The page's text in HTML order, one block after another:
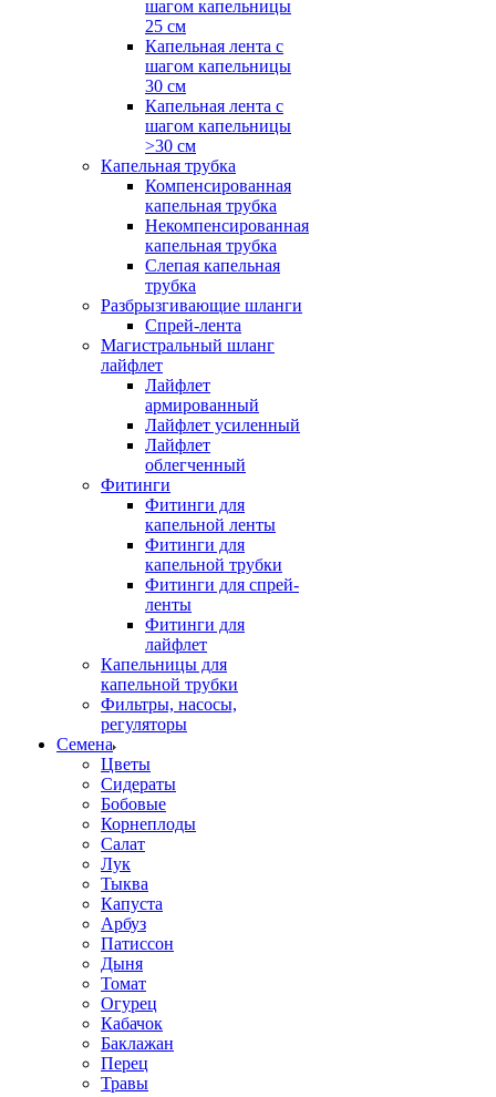
шагом капельницы
25 см
Капельная лента с
шагом капельницы
30 см
Капельная лента с
шагом капельницы
>30 см
Капельная трубка
Компенсированная
капельная трубка
Некомпенсированная
капельная трубка
Слепая капельная
трубка
Разбрызгивающие шланги
Спрей-лента
Магистральный шланг
лайфлет
Лайфлет
армированный
Лайфлет усиленный
Лайфлет
облегченный
Фитинги
Фитинги для
капельной ленты
Фитинги для
капельной трубки
Фитинги для спрей-
ленты
Фитинги для
лайфлет
Капельницы для
капельной трубки
Фильтры, насосы,
регуляторы
Семена
Цветы
Сидераты
Бобовые
Корнеплоды
Салат
Лук
Тыква
Капуста
Арбуз
Патиссон
Дыня
Томат
Огурец
Кабачок
Баклажан
Перец
Травы